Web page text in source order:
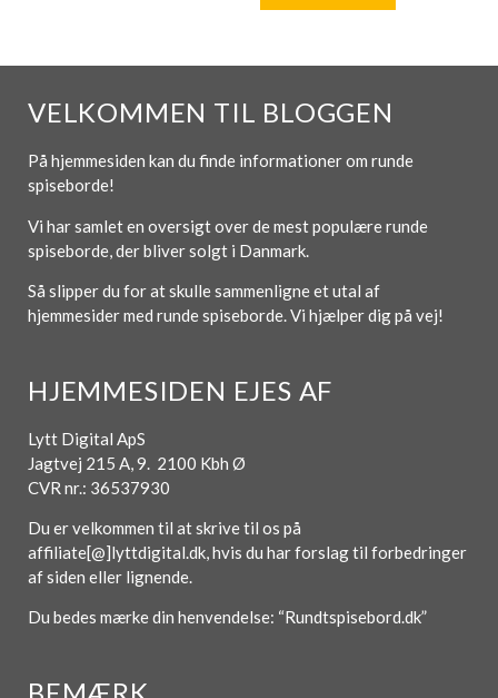
VELKOMMEN TIL BLOGGEN
På hjemmesiden kan du finde informationer om runde
spiseborde!
Vi har samlet en oversigt over de mest populære runde
spiseborde, der bliver solgt i Danmark.
Så slipper du for at skulle sammenligne et utal af
hjemmesider med runde spiseborde. Vi hjælper dig på vej!
HJEMMESIDEN EJES AF
Lytt Digital ApS
Jagtvej 215 A, 9. 2100 Kbh Ø
CVR nr.: 36537930
Du er velkommen til at skrive til os på
affiliate[@]lyttdigital.dk, hvis du har forslag til forbedringer
af siden eller lignende.
Du bedes mærke din henvendelse: “Rundtspisebord.dk”